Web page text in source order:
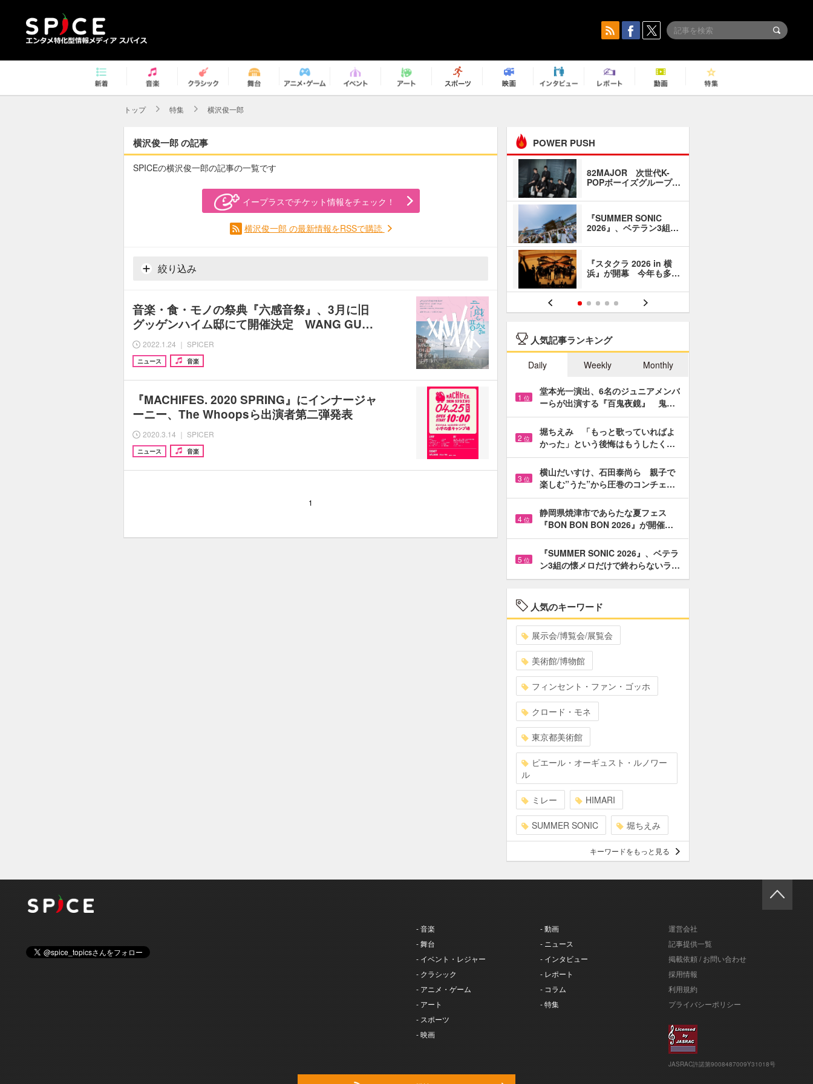
トップ 特集 横沢俊一郎
横沢俊一郎 の記事
SPICEの横沢俊一郎の記事の一覧です
イープラスでチケット情報をチェック！
横沢俊一郎 の最新情報をRSSで購読
絞り込み
音楽・食・モノの祭典『六感音祭』、3月に旧
グッゲンハイム邸にて開催決定 WANG GU…
2022.1.24 ｜ SPICER
ニュース 音楽
『MACHIFES. 2020 SPRING』にインナージャ
ーニー、The Whoopsら出演者第二弾発表
2020.3.14 ｜ SPICER
ニュース 音楽
1
POWER PUSH
82MAJOR 次世代K-
POPボーイズグループ…
『SUMMER SONIC
2026』、ベテラン3組…
『スタクラ 2026 in 横
浜』が開幕 今年も多…
人気記事ランキング
Daily Weekly Monthly
1 位
堂本光一演出、6名のジュニアメンバ
ーらが出演する『百鬼夜鏡』 鬼…
2 位
堀ちえみ 「もっと歌っていればよ
かった」という後悔はもうしたく…
3 位
横山だいすけ、石田泰尚ら 親子で
楽しむ”うた”から圧巻のコンチェ…
4 位
静岡県焼津市であらたな夏フェス
『BON BON BON 2026』が開催…
5 位
『SUMMER SONIC 2026』、ベテラ
ン3組の懐メロだけで終わらないラ…
人気のキーワード
展示会/博覧会/展覧会
美術館/博物館
フィンセント・ファン・ゴッホ
クロード・モネ
東京都美術館
ピエール・オーギュスト・ルノワー
ル
ミレー HIMARI
SUMMER SONIC 堀ちえみ
キーワードをもっと見る
- 音楽
- 舞台
- イベント・レジャー
- クラシック
- アニメ・ゲーム
- アート
- スポーツ
- 映画
- 動画
- ニュース
- インタビュー
- レポート
- コラム
- 特集
運営会社
記事提供一覧
掲載依頼 / お問い合わせ
採用情報
利用規約
プライバシーポリシー
JASRAC許諾第9008487009Y31018号